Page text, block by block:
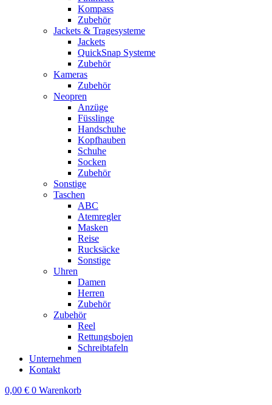
Kompass
Zubehör
Jackets & Tragesysteme
Jackets
QuickSnap Systeme
Zubehör
Kameras
Zubehör
Neopren
Anzüge
Füsslinge
Handschuhe
Kopfhauben
Schuhe
Socken
Zubehör
Sonstige
Taschen
ABC
Atemregler
Masken
Reise
Rucksäcke
Sonstige
Uhren
Damen
Herren
Zubehör
Zubehör
Reel
Rettungsbojen
Schreibtafeln
Unternehmen
Kontakt
0,00 € 0 Warenkorb